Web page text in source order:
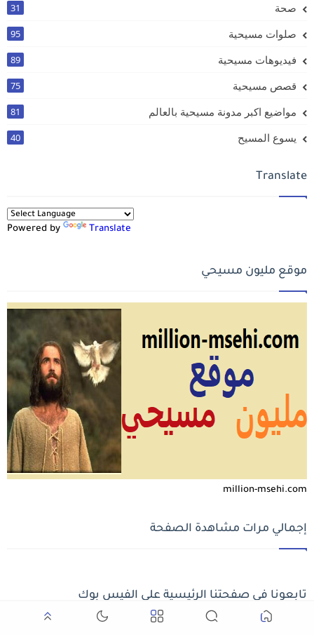
صحة 31
صلوات مسيحية 95
فيديوهات مسيحية 89
قصص مسيحية 75
مواضيع اكبر مدونة مسيحية بالعالم 81
يسوع المسيح 40
Translate
Powered by Translate
موقع مليون مسيحي
million-msehi.com
إجمالي مرات مشاهدة الصفحة
تابعونا في صفحتنا الرئيسية على الفيس بوك